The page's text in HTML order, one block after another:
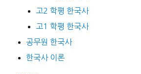
고2 학평 한국사
고1 학평 한국사
공무원 한국사
한국사 이론